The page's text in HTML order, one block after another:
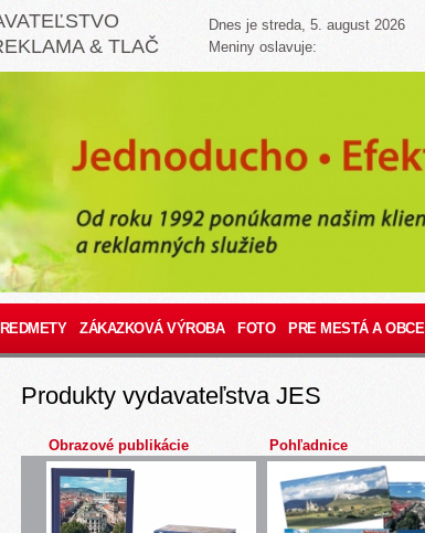
& TLAČ
Dnes je streda, 5. august 2026
Meniny oslavuje:
ZÁKAZKOVÁ VÝROBA FOTO PRE MESTÁ A OBCE
Produkty vydavateľstva JES
Obrazové publikácie Pohľadnice